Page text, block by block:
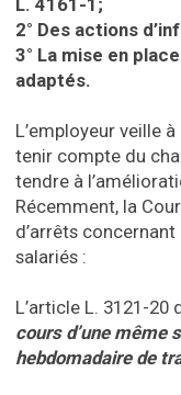
L. 4161-1;
2° Des actions
3° La mise en
adaptés.
L’employeur veille
tenir compte du
tendre à
Récemment, la
d’arrêts
salariés :
L’article L. 3121-
cours d’une même
hebdomadaire de